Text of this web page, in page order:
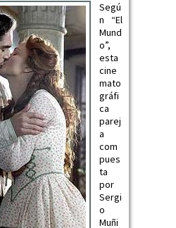
Segú
n “El
Mund
o”,
esta
cine
mato
gráfi
ca
parej
a
com
pues
ta
por
Sergi
o
Muñi